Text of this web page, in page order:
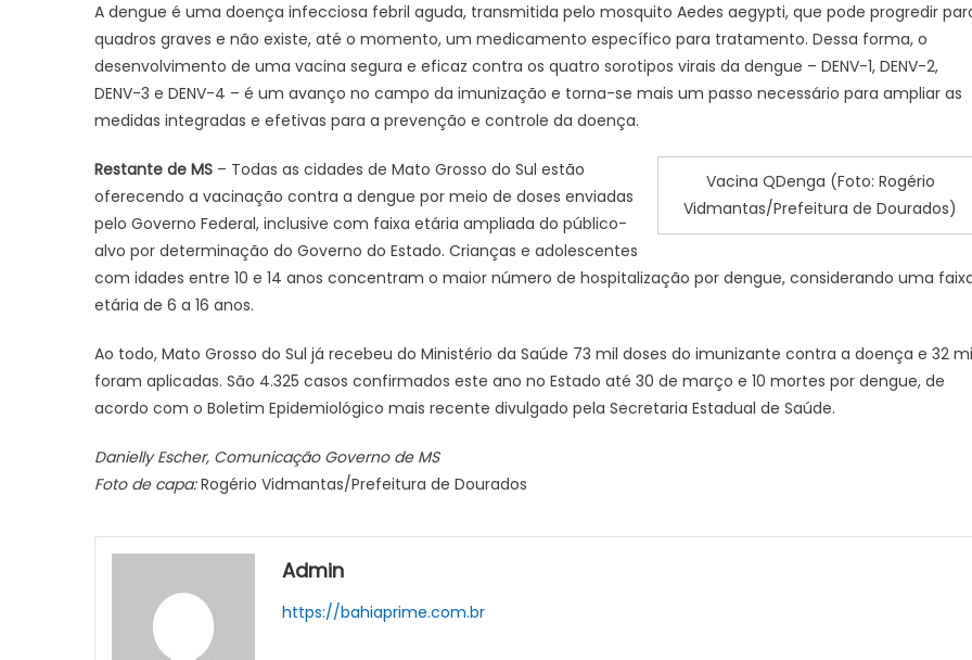
A dengue é uma doença infecciosa febril aguda, transmitida pelo mosquito Aedes aegypti, que pode progredir
quadros graves e não existe, até o momento, um medicamento específico para tratamento. Dessa forma, o
desenvolvimento de uma vacina segura e eficaz contra os quatro sorotipos virais da dengue – DENV-1, DENV-2,
DENV-3 e DENV-4 – é um avanço no campo da imunização e torna-se mais um passo necessário para ampliar as
medidas integradas e efetivas para a prevenção e controle da doença.
Vacina QDenga (Foto: Rogério
Vidmantas/Prefeitura de Dourados)
Restante de MS – Todas as cidades de Mato Grosso do Sul estão
oferecendo a vacinação contra a dengue por meio de doses enviadas
pelo Governo Federal, inclusive com faixa etária ampliada do público-
alvo por determinação do Governo do Estado. Crianças e adolescentes
com idades entre 10 e 14 anos concentram o maior número de hospitalização por dengue, considerando uma
etária de 6 a 16 anos.
Ao todo, Mato Grosso do Sul já recebeu do Ministério da Saúde 73 mil doses do imunizante contra a doença e 32
foram aplicadas. São 4.325 casos confirmados este ano no Estado até 30 de março e 10 mortes por dengue, de
acordo com o Boletim Epidemiológico mais recente divulgado pela Secretaria Estadual de Saúde.
Danielly Escher, Comunicação Governo de MS
Foto de capa:Rogério Vidmantas/Prefeitura de Dourados
Admin
https://bahiaprime.com.br